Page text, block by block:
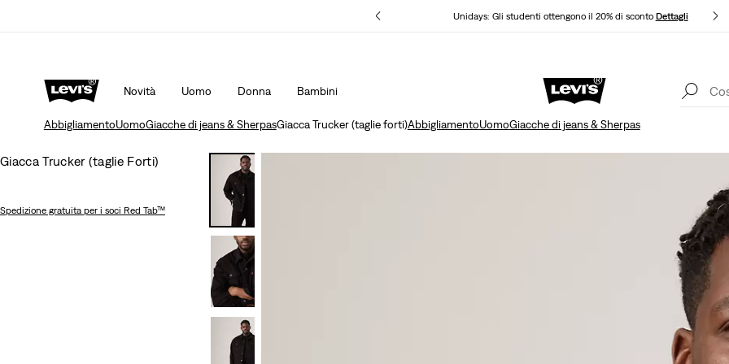
Unidays: Gli studenti ottengono il 20% di sconto Dettagli
Novità Uomo Donna Bambini
Politica di spedizione e resi Aggiornata
AbbigliamentoUomoGiacche di jeans & SherpasGiacca Trucker (taglie forti)AbbigliamentoUomoGiacche di jeans & Sherpas
Giacca Trucker (taglie Forti)
Spedizione gratuita per i soci Red Tab™